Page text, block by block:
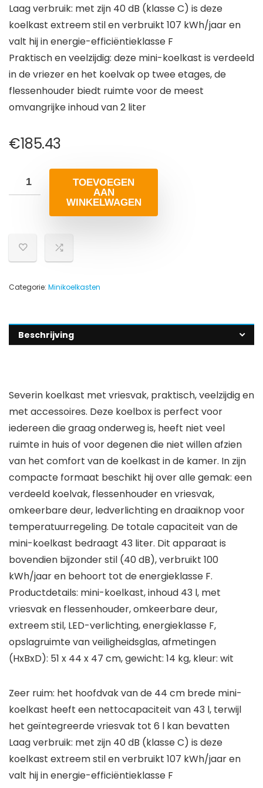
Laag verbruik: met zijn 40 dB (klasse C) is deze
koelkast extreem stil en verbruikt 107 kWh/jaar en
valt hij in energie-efficiëntieklasse F
Praktisch en veelzijdig: deze mini-koelkast is verdeeld
in de vriezer en het koelvak op twee etages, de
flessenhouder biedt ruimte voor de meest
omvangrijke inhoud van 2 liter
€185.43
TOEVOEGEN
AAN
WINKELWAGEN
Categorie: Minikoelkasten
Beschrijving
Severin koelkast met vriesvak, praktisch, veelzijdig en
met accessoires. Deze koelbox is perfect voor
iedereen die graag onderweg is, heeft niet veel
ruimte in huis of voor degenen die niet willen afzien
van het comfort van de koelkast in de kamer. In zijn
compacte formaat beschikt hij over alle gemak: een
verdeeld koelvak, flessenhouder en vriesvak,
omkeerbare deur, ledverlichting en draaiknop voor
temperatuurregeling. De totale capaciteit van de
mini-koelkast bedraagt 43 liter. Dit apparaat is
bovendien bijzonder stil (40 dB), verbruikt 100
kWh/jaar en behoort tot de energieklasse F.
Productdetails: mini-koelkast, inhoud 43 l, met
vriesvak en flessenhouder, omkeerbare deur,
extreem stil, LED-verlichting, energieklasse F,
opslagruimte van veiligheidsglas, afmetingen
(HxBxD): 51 x 44 x 47 cm, gewicht: 14 kg, kleur: wit
Zeer ruim: het hoofdvak van de 44 cm brede mini-
koelkast heeft een nettocapaciteit van 43 l, terwijl
het geïntegreerde vriesvak tot 6 l kan bevatten
Laag verbruik: met zijn 40 dB (klasse C) is deze
koelkast extreem stil en verbruikt 107 kWh/jaar en
valt hij in energie-efficiëntieklasse F